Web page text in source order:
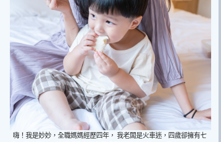
嗨！我是妙妙，全職媽媽經歷四年， 我老闆是火車迷，四歲卻擁有七